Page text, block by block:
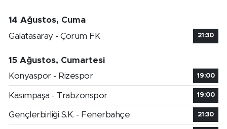
14 Ağustos, Cuma
Galatasaray - Çorum FK
21:30
15 Ağustos, Cumartesi
Konyaspor - Rizespor
19:00
Kasımpaşa - Trabzonspor 19:00
Gençlerbirliği S.K. - Fenerbahçe 21:30